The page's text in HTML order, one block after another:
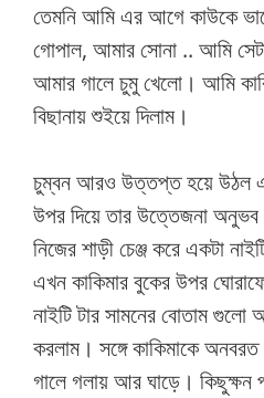
তেমনি আমি এর আগে কাউকে
গোপাল, আমার সোনা .. আমি
আমার গালে চুমু খেলো। আমি
বিছানায় শুইয়ে দিলাম।
চুম্বন আরও উত্তপ্ত হয়ে উঠল
উপর দিয়ে তার উত্তেজনা অনুভব
নিজের শাড়ী চেঞ্জ করে একটা
এখন কাকিমার বুকের উপর
নাইটি টার সামনের বোতাম
করলাম। সঙ্গে কাকিমাকে অনবরত
গালে গলায় আর ঘাড়ে।